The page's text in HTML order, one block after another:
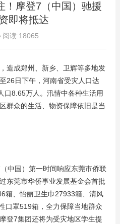
！摩登7（中国）驰援
即将抵达
阅读:18065
造成郑州、新乡、卫辉等多地发
26日下午，河南省受灾人口达
口8.65万人。汛情中各种生活用
群众的生活、物资保障依旧是当
中国）第一时间响应东莞市侨联
东莞市华侨事业发展基金会首批
箱、怡丽卫生巾27933箱、清风
口罩519箱，全力保障当地群众
登7集团还将为受灾地区学生提